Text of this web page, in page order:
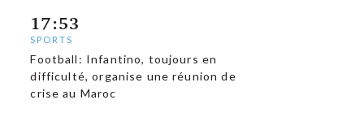
17:53
SPORTS
Football: Infantino, toujours en
difficulté, organise une réunion de
crise au Maroc